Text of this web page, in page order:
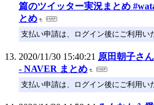
篇のツイッター実況まとめ
とめ
支払い申請は、ログイン後にご利用い
2020/11/30 15:40:21 原田朝子さ
- NAVER まとめ
支払い申請は、ログイン後にご利用い